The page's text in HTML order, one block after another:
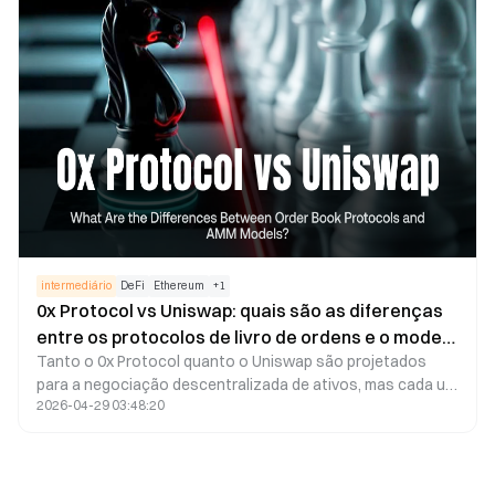
crescimento sustentável no longo prazo.
intermediário DeFi Ethereum +1
0x Protocol vs Uniswap: quais são as diferenças
entre os protocolos de livro de ordens e o modelo
AMM?
Tanto o 0x Protocol quanto o Uniswap são projetados
para a negociação descentralizada de ativos, mas cada um
adota mecanismos de negociação distintos. O 0x Protocol
2026-04-29 03:48:20